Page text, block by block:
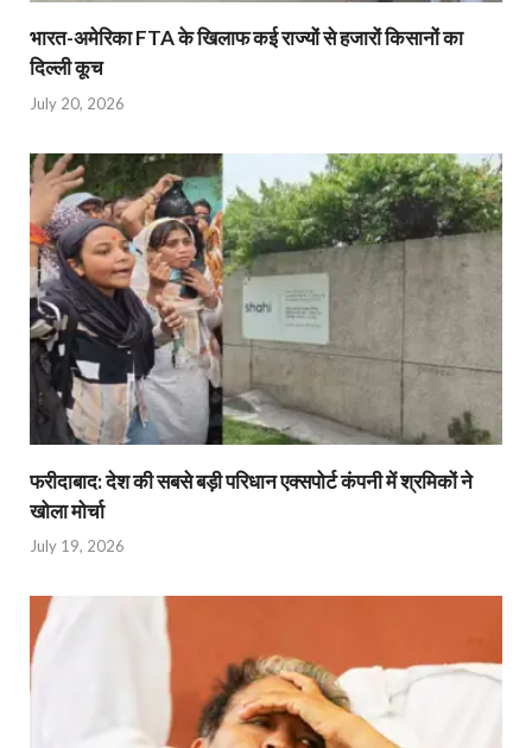
भारत-अमेरिका FTA के खिलाफ कई राज्यों से हजारों किसानों का
दिल्ली कूच
July 20, 2026
फरीदाबाद: देश की सबसे बड़ी परिधान एक्सपोर्ट कंपनी में श्रमिकों ने
खोला मोर्चा
July 19, 2026